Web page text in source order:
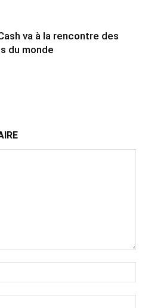
va à la rencontre des
du monde